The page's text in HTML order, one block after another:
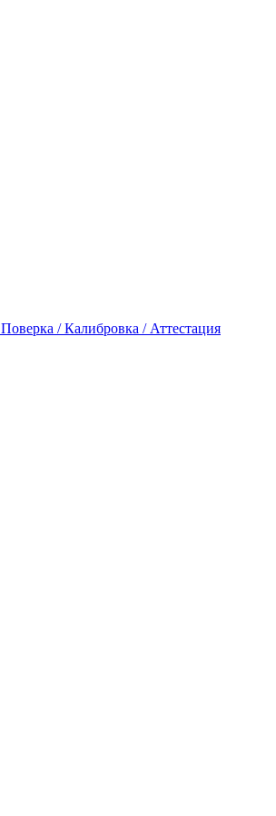
Поверка / Калибровка / Аттестация